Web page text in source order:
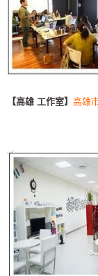
【高雄 工作室】 高雄
(高軟園區